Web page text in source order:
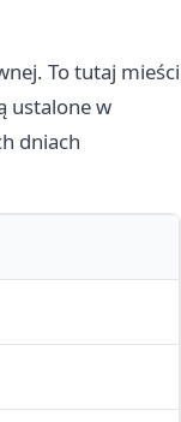
To tutaj mieści
ustalone w
dniach